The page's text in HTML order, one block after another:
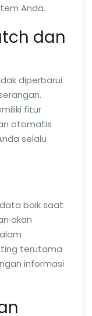
Anda.
dan
diperbarui
fitur
otomatis
selalu
baik saat
akan
terutama
informasi